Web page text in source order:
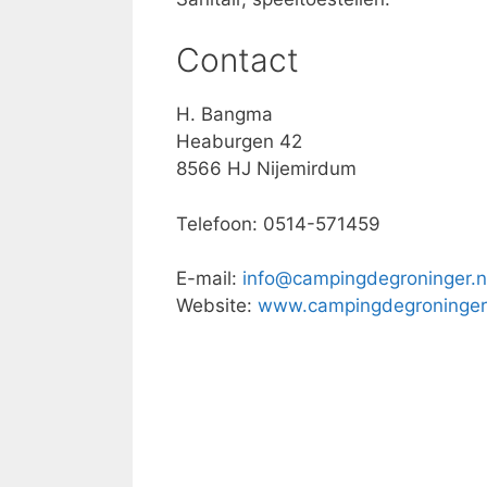
Contact
H. Bangma
Heaburgen 42
8566 HJ Nijemirdum
Telefoon: 0514-571459
E-mail:
Website: